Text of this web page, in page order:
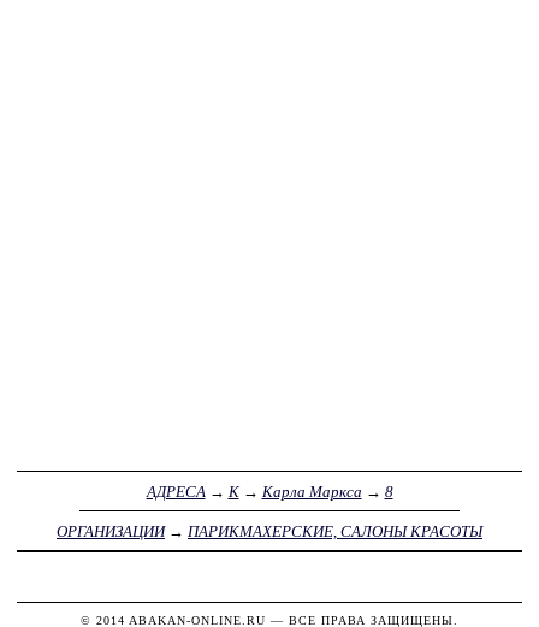
АДРЕСА → К→ Карла Маркса → 8
ОРГАНИЗАЦИИ→ ПАРИКМАХЕРСКИЕ, САЛОНЫ КРАСОТЫ
© 2014 ABAKAN-ONLINE.RU — ВСЕ ПРАВА ЗАЩИЩЕНЫ.